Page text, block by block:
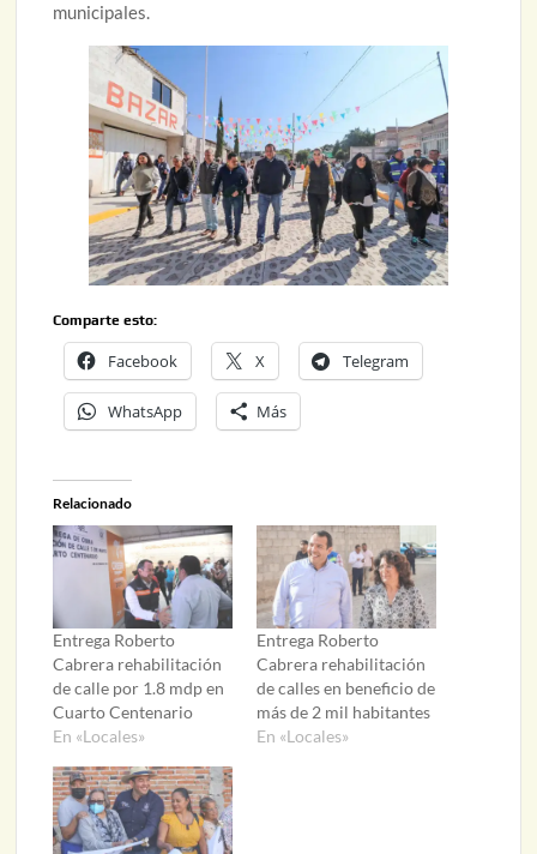
municipales.
Comparte esto:
Facebook X Telegram
WhatsApp Más
Relacionado
Entrega Roberto
Cabrera rehabilitación
de calle por 1.8 mdp en
Cuarto Centenario
En «Locales»
Entrega Roberto
Cabrera rehabilitación
de calles en beneficio de
más de 2 mil habitantes
En «Locales»